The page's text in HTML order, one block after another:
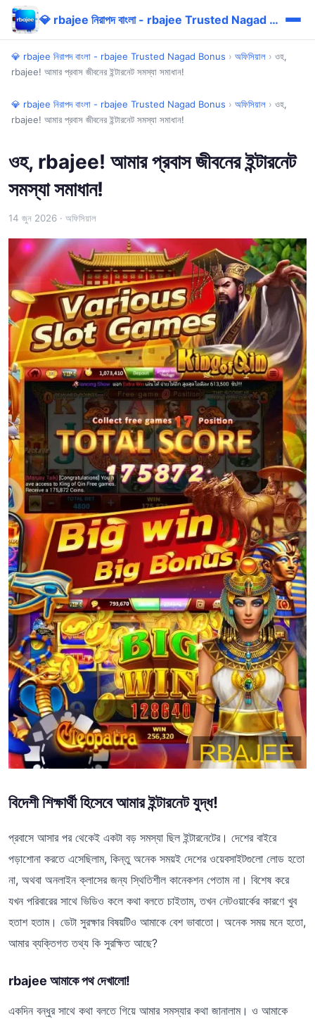
💎 rbajee নিরাপদ বাংলা - rbajee Trusted Nagad Bonus
💎 rbajee নিরাপদ বাংলা - rbajee Trusted Nagad Bonus › অফিসিয়াল › ওহ,
rbajee! আমার প্রবাস জীবনের ইন্টারনেট সমস্যা সমাধান!
💎 rbajee নিরাপদ বাংলা - rbajee Trusted Nagad Bonus › অফিসিয়াল › ওহ,
rbajee! আমার প্রবাস জীবনের ইন্টারনেট সমস্যা সমাধান!
ওহ, rbajee! আমার প্রবাস জীবনের ইন্টারনেট
সমস্যা সমাধান!
14 জুন 2026 · অফিসিয়াল
বিদেশী শিক্ষার্থী হিসেবে আমার ইন্টারনেট যুদ্ধ!
প্রবাসে আসার পর থেকেই একটা বড় সমস্যা ছিল ইন্টারনেটের। দেশের বাইরে
পড়াশোনা করতে এসেছিলাম, কিন্তু অনেক সময়ই দেশের ওয়েবসাইটগুলো লোড হতো
না, অথবা অনলাইন ক্লাসের জন্য স্থিতিশীল কানেকশন পেতাম না। বিশেষ করে
যখন পরিবারের সাথে ভিডিও কলে কথা বলতে চাইতাম, তখন নেটওয়ার্কের কারণে খুব
হতাশ হতাম। ডেটা সুরক্ষার বিষয়টিও আমাকে বেশ ভাবাতো। অনেক সময় মনে হতো,
আমার ব্যক্তিগত তথ্য কি সুরক্ষিত আছে?
rbajee আমাকে পথ দেখালো!
একদিন বন্ধুর সাথে কথা বলতে গিয়ে আমার সমস্যার কথা জানালাম। ও আমাকে